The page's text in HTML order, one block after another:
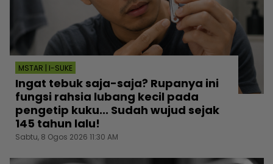
MSTAR | I-SUKE
Ingat tebuk saja-saja? Rupanya ini
fungsi rahsia lubang kecil pada
pengetip kuku... Sudah wujud sejak
145 tahun lalu!
Sabtu, 8 Ogos 2026 11:30 AM